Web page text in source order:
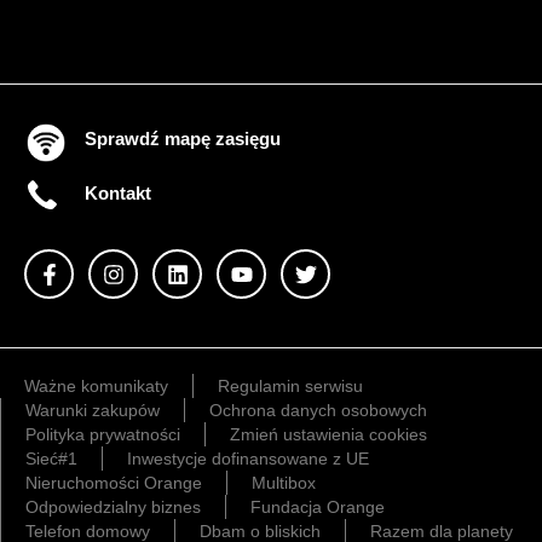
Sprawdź mapę zasięgu
Kontakt
Ważne komunikaty
Regulamin serwisu
Warunki zakupów
Ochrona danych osobowych
Polityka prywatności
Zmień ustawienia cookies
Sieć#1
Inwestycje dofinansowane z UE
Nieruchomości Orange
Multibox
Odpowiedzialny biznes
Fundacja Orange
Telefon domowy
Dbam o bliskich Razem dla planety